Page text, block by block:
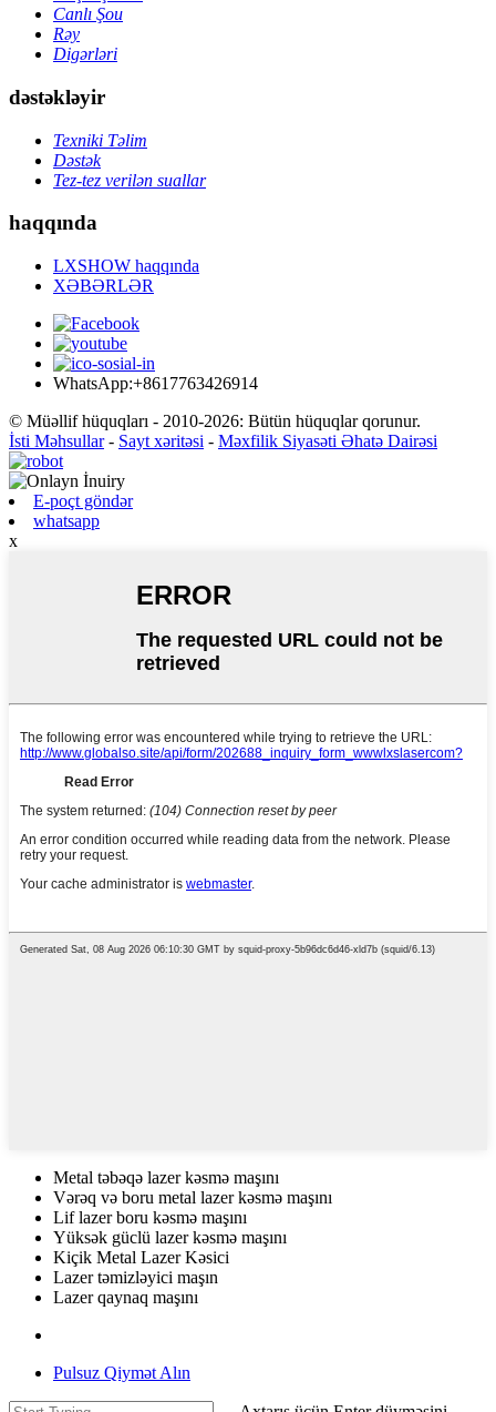
Canlı Şou
Rəy
Digərləri
dəstəkləyir
Texniki Təlim
Dəstək
Tez-tez verilən suallar
haqqında
LXSHOW haqqında
XƏBƏRLƏR
WhatsApp:+8617763426914
© Müəllif hüquqları - 2010-2026: Bütün hüquqlar qorunur.
İsti Məhsullar- Sayt xəritəsi - Məxfilik Siyasəti Əhatə Dairəsi
E-poçt göndər
whatsapp
x
Metal təbəqə lazer kəsmə maşını
Vərəq və boru metal lazer kəsmə maşını
Lif lazer boru kəsmə maşını
Yüksək güclü lazer kəsmə maşını
Kiçik Metal Lazer Kəsici
Lazer təmizləyici maşın
Lazer qaynaq maşını
Pulsuz Qiymət Alın